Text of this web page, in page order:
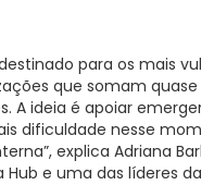
para os mais
que somam quase
A ideia é apoiar
dificuldade nesse
explica Adriana
Hub e uma das líderes